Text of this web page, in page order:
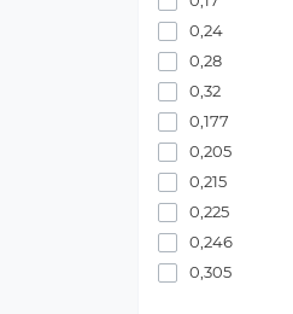
0,24
0,28
0,32
0,177
0,205
0,215
0,225
0,246
0,305